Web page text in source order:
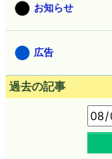
お知らせ
広告
過去の記事